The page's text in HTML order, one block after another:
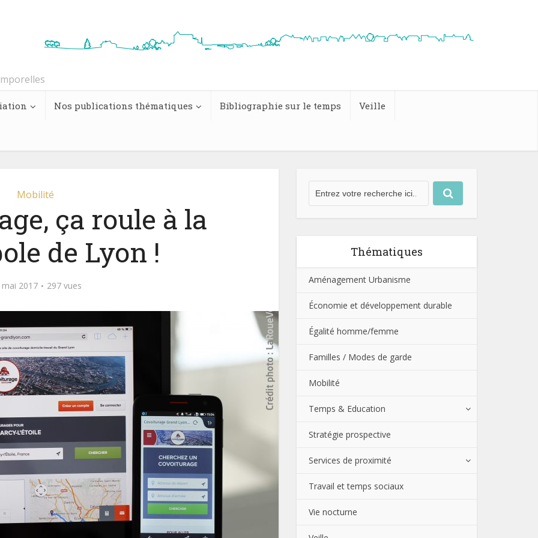
Nos publications thématiques Bibliographie sur le temps Veille
Mobilité
ça roule à la
de Lyon !
2017 297 vues
Thématiques
Aménagement Urbanisme
Économie et développement durable
Égalité homme/femme
Familles / Modes de garde
Mobilité
Temps & Education
Stratégie prospective
Services de proximité
Travail et temps sociaux
Vie nocturne